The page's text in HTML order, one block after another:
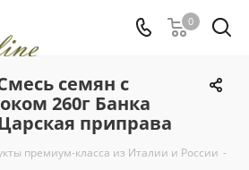
0
семян с
260г Банка
приправа
премиум-класса из Италии и России -